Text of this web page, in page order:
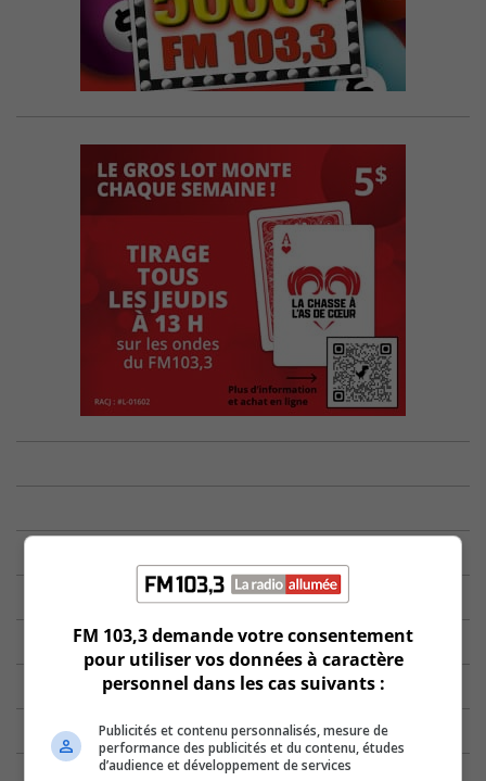
FM 103,3 demande votre consentement
pour utiliser vos données à caractère
personnel dans les cas suivants :
Publicités et contenu personnalisés, mesure de
performance des publicités et du contenu, études
d’audience et développement de services